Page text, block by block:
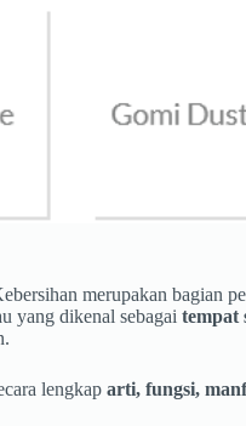
merupakan bagian
yang dikenal sebagai tempat
lengkap arti, fungsi,